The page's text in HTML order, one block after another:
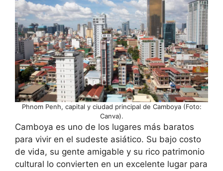
Phnom Penh, capital y ciudad principal de Camboya (Foto:
Canva).
Camboya es uno de los lugares más baratos
para vivir en el sudeste asiático. Su bajo costo
de vida, su gente amigable y su rico patrimonio
cultural lo convierten en un excelente lugar para